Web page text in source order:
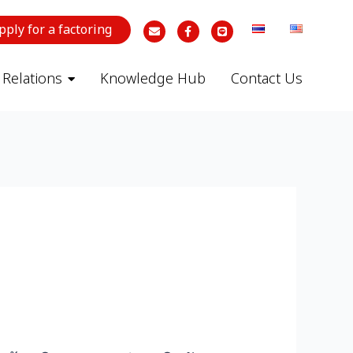
for a factoring
Knowledge Hub Contact Us